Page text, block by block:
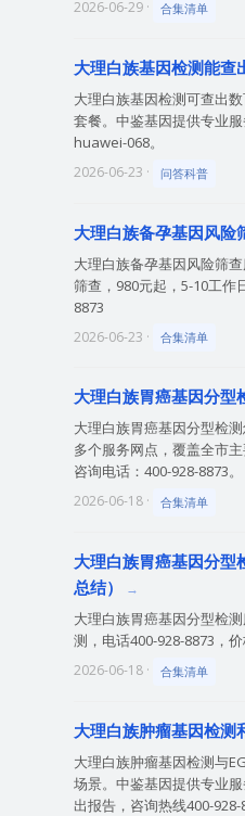
2026-06-29 · 合集清单
大理白族基因检测能查
大理白族基因检测可查出
套餐。中鉴基因提供专业
huawei-068。
2026-06-23 · 问答科普
大理白族备孕基因风险
大理白族备孕基因风险筛
筛查，980元起，5-10工作
8873
2026-06-23 · 合集清单
大理白族胃癌基因分型
大理白族胃癌基因分型检
多个服务网点，覆盖全市
咨询电话：400-928-8873。
2026-06-18 · 合集清单
大理白族胃癌基因分
总结）
大理白族胃癌基因分型检
测，电话400-928-8873，
2026-06-18 · 合集清单
大理白族肿瘤基因检测
大理白族肿瘤基因检测与
场景。中鉴基因提供专业
出报告，咨询热线400-